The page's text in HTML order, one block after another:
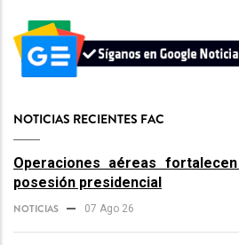
NOTICIAS RECIENTES FAC
Operaciones aéreas
posesión presidencial
NOTICIAS 07 Ago 26